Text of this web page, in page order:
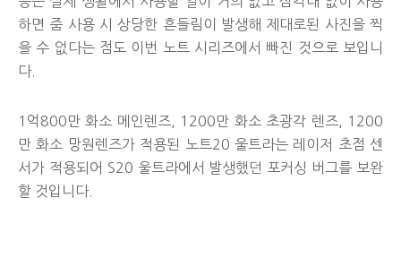
하면 줌 사용 시 상당한 흔들림이 발생해 제대로된 사진을 찍
을 수 없다는 점도 이번 노트 시리즈에서 빠진 것으로 보입니
다.
1억800만 화소 메인렌즈, 1200만 화소 초광각 렌즈, 1200
만 화소 망원렌즈가 적용된 노트20 울트라는 레이저 초점 센
서가 적용되어 S20 울트라에서 발생했던 포커싱 버그를 보완
할 것입니다.